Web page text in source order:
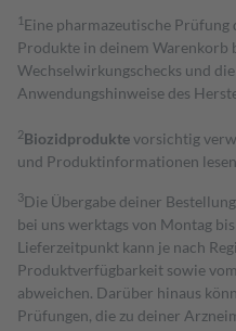
1 Eine pharmazeutische
Produkte in deinem
Wechselwirkungschecks und
Anwendungshinweise des
2Biozidproduktevorsichtig
und Produktinformationen
3Die Übergabe deiner
bei uns werktags von Montag
Lieferzeitpunkt kann je nach
Produktverfügbarkeit sowie
abweichen. Darüber hinaus
Prüfungen, die zu deiner